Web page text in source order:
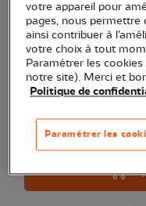
Ornithos est la revue
terrain éditée par la
Quantité
votre appareil pour
pages, nous permettre
ainsi contribuer à
votre choix à tout
Paramétrer les cookies
notre site). Merci et
Politique de
Paramétrer les